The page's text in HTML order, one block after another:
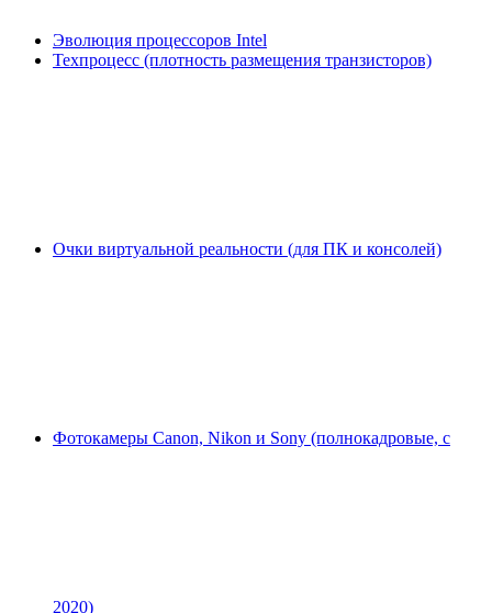
Эволюция процессоров Intel
Техпроцесс (плотность размещения транзисторов)
Очки виртуальной реальности (для ПК и консолей)
Фотокамеры Canon, Nikon и Sony (полнокадровые, с
2020)